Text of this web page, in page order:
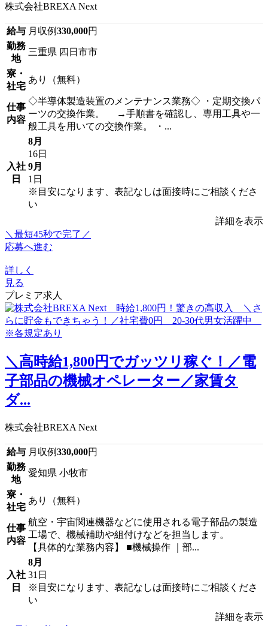
株式会社BREXA Next
給与 月収例330,000円
勤務
地
三重県 四日市市
寮・
社宅
あり（無料）
仕事
内容
◇半導体製造装置のメンテナンス業務◇ ・定期交換パ
ーツの交換作業。 →手順書を確認し、専用工具や一
般工具を用いての交換作業。 ・...
入社
日
8月
16日
9月
1日
※目安になります、表記なしは面接時にご相談くださ
い
詳細を表示
＼最短45秒で完了／
応募へ進む
詳しく
見る
プレミア求人
＼高時給1,800円でガッツリ稼ぐ！／電
子部品の機械オペレーター／家賃タ
ダ...
株式会社BREXA Next
給与 月収例330,000円
勤務
地
愛知県 小牧市
寮・
社宅
あり（無料）
仕事
内容
航空・宇宙関連機器などに使用される電子部品の製造
工場で、機械補助や組付けなどを担当します。
【具体的な業務内容】 ■機械操作 ｜部...
入社
日
8月
31日
※目安になります、表記なしは面接時にご相談くださ
い
詳細を表示